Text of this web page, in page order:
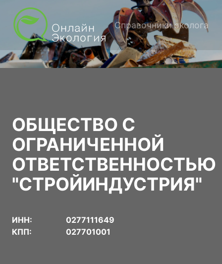
Справочники эколога
ОБЩЕСТВО С
ОГРАНИЧЕННОЙ
ОТВЕТСТВЕННОСТЬЮ
"СТРОЙИНДУСТРИЯ"
ИНН:
0277111649
КПП:
027701001